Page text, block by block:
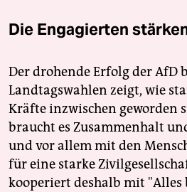
Die Engagierten
Der drohende Erfolg der AfD
Landtagswahlen zeigt, wie
Kräfte inzwischen geworden
braucht es Zusammenhalt
und vor allem mit den
für eine starke
kooperiert deshalb mit